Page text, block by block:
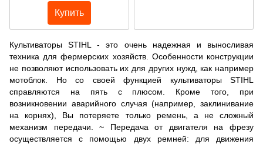
Купить
Культиваторы STIHL - это очень надежная и выносливая
техника для фермерских хозяйств. Особенности конструкции
не позволяют использовать их для других нужд, как например
мотоблок. Но со своей функцией культиваторы STIHL
справляются на пять с плюсом. Кроме того, при
возникновении аварийного случая (например, заклинивание
на корнях), Вы потеряете только ремень, а не сложный
механизм передачи. ~ Передача от двигателя на фрезу
осуществляется с помощью двух ремней: для движения